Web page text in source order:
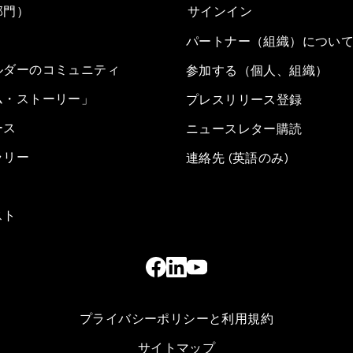
）
ーのコミュニティ
ストーリー」
リー
サインイン
パートナー（組織）につい
参加する（個人、組織）
プレスリリース登録
ニュースレター購読
連絡先 (英語のみ)
プライバシーポリシーと利用規約
サイトマップ